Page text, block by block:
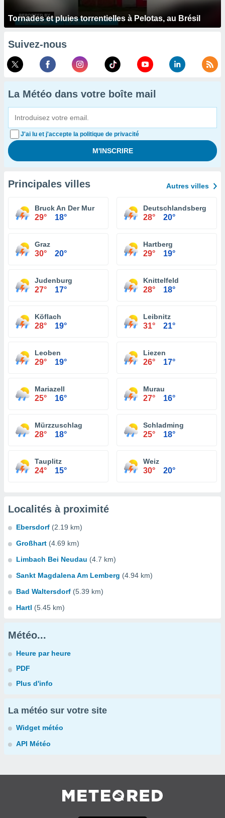
Tornades et pluies torrentielles à Pelotas, au Brésil
Suivez-nous
La Météo dans votre boîte mail
J'ai lu et j'accepte la politique de privacité
Principales villes Autres villes
Bruck An Der Mur
29° 18°
Deutschlandsberg
28° 20°
Graz
30° 20°
Hartberg
29° 19°
Judenburg
27° 17°
Knittelfeld
28° 18°
Köflach
28° 19°
Leibnitz
31° 21°
Leoben
29° 19°
Liezen
26° 17°
Mariazell
25° 16°
Murau
27° 16°
Mürzzuschlag
28° 18°
Schladming
25° 18°
Tauplitz
24° 15°
Weiz
30° 20°
Localités à proximité
Ebersdorf (2.19 km)
Großhart (4.69 km)
Limbach Bei Neudau (4.7 km)
Sankt Magdalena Am Lemberg (4.94 km)
Bad Waltersdorf (5.39 km)
Hartl (5.45 km)
Météo...
Heure par heure
PDF
Plus d'info
La météo sur votre site
Widget météo
API Météo